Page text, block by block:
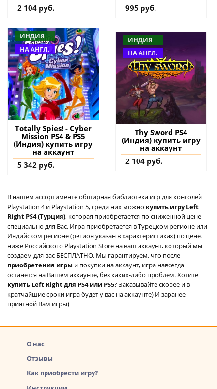
2 104 руб.
995 руб.
ИНДИЯ
НА АНГЛ.
Totally Spies! - Cyber
Mission PS4 & PS5
(Индия) купить игру
на аккаунт
5 342 руб.
ИНДИЯ
НА АНГЛ.
Thy Sword PS4
(Индия) купить игру
на аккаунт
2 104 руб.
В нашем ассортименте обширная библиотека игр для консолей
Playstation 4 и Playstation 5, среди них можно купить игру Left
Right PS4 (Турция), которая приобретается по сниженной цене
специально для Вас. Игра приобретается в Турецком регионе или
Индийском регионе (регион указан в характеристиках) по цене,
ниже Российского Playstation Store на ваш аккаунт, который мы
создаем для вас БЕСПЛАТНО. Мы гарантируем, что после
приобретения игры и покупки на аккаунт, игра навсегда
останется на Вашем аккаунте, без каких-либо проблем. Хотите
купить Left Right для PS4 или PS5? Заказывайте скорее и в
кратчайшие сроки игра будет у вас на аккаунте) И заранее,
приятной Вам игры)
О нас
Отзывы
Как приобрести игру?